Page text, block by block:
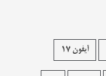
آیفون 17